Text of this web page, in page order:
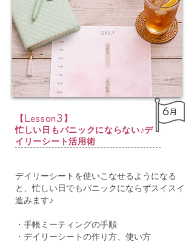
​【 Lesson3 】
忙しい日もパニックにならない♪デ
イリーシート活用術
6 月
デイリーシートを使いこなせるようになる
と、忙しい日でもパニックにならずスイスイ
進みます♪
・手帳ミーティングの手順
・デイリーシートの作り方、使い方